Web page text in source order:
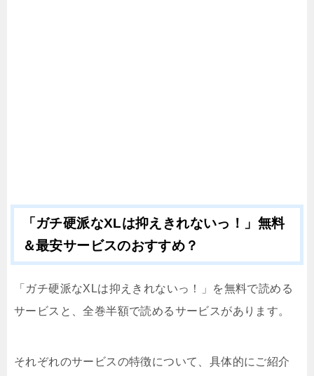
「ガチ硬派なXLは抑えきれないっ！」無料
＆最安サービスのおすすめ？
「ガチ硬派なXLは抑えきれないっ！」を無料で読める
サービスと、全巻半額で読めるサービスがあります。
それぞれのサービスの特徴について、具体的にご紹介